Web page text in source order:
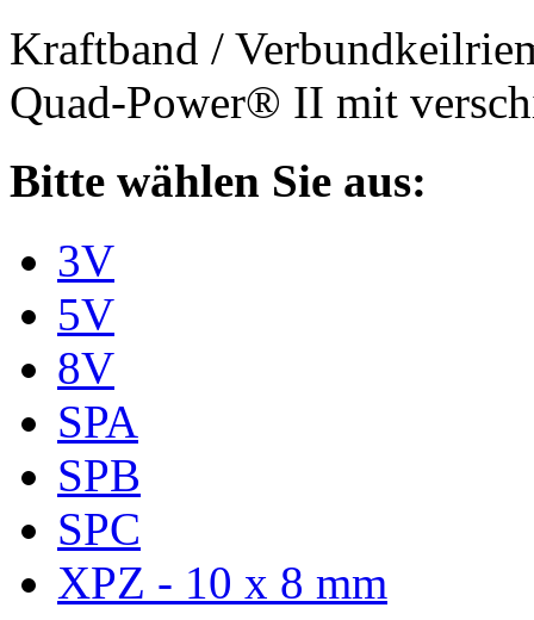
Kraftband /
Quad-Power® II mit
Bitte wählen Sie aus:
3V
5V
8V
SPA
SPB
SPC
XPZ - 10 x 8 mm